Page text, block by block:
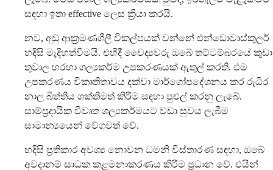
සඳහා ඉතා effective ලෙස ක්‍රියා කරයි.
නව, අඩු ආක්‍රමණශීලී විකල්පයක් වන්නේ එන්ඩොවාස්කුලර්
හදිසි මැදිහත්වීමයි. එහිදී වෛද්‍යවරු ඔබේ තට්ටම්බරයේ කුඩා
තුවාල හරහා ශල්‍යකර්ම උපකරණයක් ඇතුල් කරති. එම
උපකරණය විකෘතිතාවය දක්වා මාර්ගෝපදේශනය කර රුධිර
නාල බිත්තිය ශක්තිමත් කිරීම සඳහා පුළුල් කරනු ලැබේ.
සාම්ප්‍රදායික විවෘත ශල්‍යකර්මයට වඩා සුවය ලැබීම
සාමාන්‍යයෙන් වේගවත් වේ.
හදිසි ප්‍රතිකාර අවශ්‍ය නොවන ධමනි විස්තාරණ සඳහා, ඔබේ
අවදානම් සාධක කළමනාකරණය කිරීම ප්‍රධාන වේ. එයින්